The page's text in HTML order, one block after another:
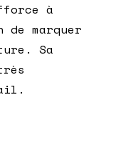
à
marquer
Sa